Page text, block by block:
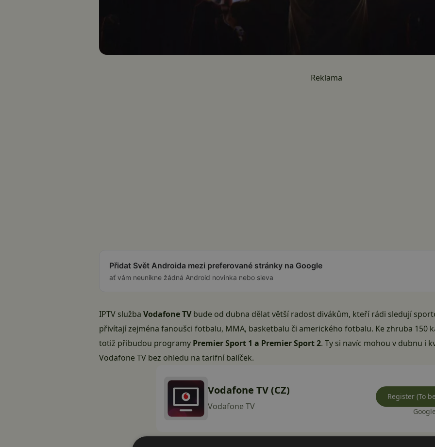
Reklama
Přidat Svět Androida mezi preferované stránky na Google
ať vám neunikne žádná Android novinka nebo sleva
IPTV služba Vodafone TVbude od dubna dělat větší radost divákům, kteří rádi sledují
přivítají zejména fanoušci fotbalu, MMA, basketbalu či amerického fotbalu. Ke zhruba 150
totiž přibudou programy Premier Sport 1 a Premier Sport 2. Ty si navíc mohou v dubnu i
Vodafone TV bez ohledu na tarifní balíček.
Vodafone TV (CZ)
Vodafone TV
Register (To